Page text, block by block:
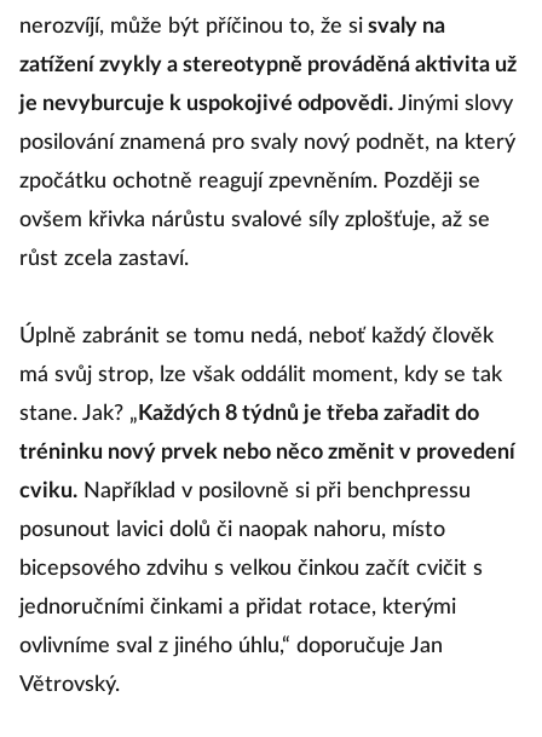
nerozvíjí, může být příčinou to, že si svaly na
zatížení zvykly a stereotypně prováděná aktivita už
je nevyburcuje k uspokojivé odpovědi. Jinými slovy
posilování znamená pro svaly nový podnět, na který
zpočátku ochotně reagují zpevněním. Později se
ovšem křivka nárůstu svalové síly zplošťuje, až se
růst zcela zastaví.
Úplně zabránit se tomu nedá, neboť každý člověk
má svůj strop, lze však oddálit moment, kdy se tak
stane. Jak? „ Každých 8 týdnů je třeba zařadit do
tréninku nový prvek nebo něco změnit v provedení
cviku. Například v posilovně si při benchpressu
posunout lavici dolů či naopak nahoru, místo
bicepsového zdvihu s velkou činkou začít cvičit s
jednoručními činkami a přidat rotace, kterými
ovlivníme sval z jiného úhlu,“ doporučuje Jan
Větrovský.